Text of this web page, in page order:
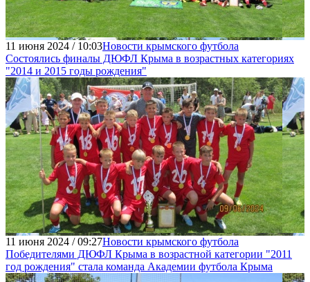
11 июня 2024 / 10:03Новости крымского футбола
Состоялись финалы ДЮФЛ Крыма в возрастных категориях
"2014 и 2015 годы рождения"
11 июня 2024 / 09:27Новости крымского футбола
Победителями ДЮФЛ Крыма в возрастной категории "2011
год рождения" стала команда Академии футбола Крыма